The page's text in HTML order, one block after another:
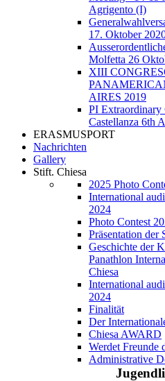
Agrigento (I)
17. Oktober
Molfetta 26
XIII
AIRES 2019
PI Extraordinary
Castellanza 6th
ERASMUSPORT
Nachrichten
Gallery
Stift. Chiesa
2025 Photo
International
2024
Photo Contest
Präsentation der
Geschichte der
Panathlon
Chiesa
International
2024
Finalität
Der
Chiesa AWARD
Werdet Freunde
Administrative